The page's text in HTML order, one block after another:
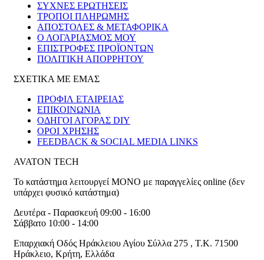
ΣΥΧΝΕΣ ΕΡΩΤΗΣΕΙΣ
ΤΡΟΠΟΙ ΠΛΗΡΩΜΗΣ
ΑΠΟΣΤΟΛΕΣ & ΜΕΤΑΦΟΡΙΚΑ
Ο ΛΟΓΑΡΙΑΣΜΟΣ ΜΟΥ
ΕΠΙΣΤΡΟΦΕΣ ΠΡΟΪΟΝΤΩΝ
ΠΟΛΙΤΙΚΗ ΑΠΟΡΡΗΤΟΥ
ΣΧΕΤΙΚΑ ΜΕ ΕΜΑΣ
ΠΡΟΦΙΛ ΕΤΑΙΡΕΙΑΣ
ΕΠΙΚΟΙΝΩΝΙΑ
ΟΔΗΓΟΙ ΑΓΟΡΑΣ DIY
ΟΡΟΙ ΧΡΗΣΗΣ
FEEDBACK & SOCIAL MEDIA LINKS
AVATON TECH
Το κατάστημα λειτουργεί ΜΟΝΟ με παραγγελίες online (δεν
υπάρχει φυσικό κατάστημα)
Δευτέρα - Παρασκευή 09:00 - 16:00
Σάββατο 10:00 - 14:00
Επαρχιακή Οδός Ηράκλειου Αγίου Σύλλα 275 , T.K. 71500
Ηράκλειο, Κρήτη, Ελλάδα